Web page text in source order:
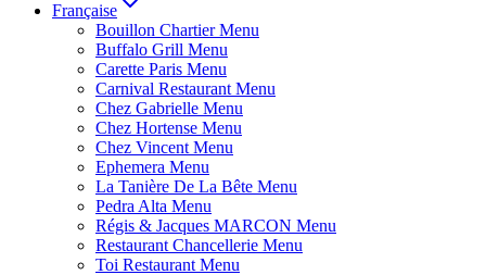
Française
Bouillon Chartier Menu
Buffalo Grill Menu
Carette Paris Menu
Carnival Restaurant Menu
Chez Gabrielle Menu
Chez Hortense Menu
Chez Vincent Menu
Ephemera Menu
La Tanière De La Bête Menu
Pedra Alta Menu
Régis & Jacques MARCON Menu
Restaurant Chancellerie Menu
Toi Restaurant Menu